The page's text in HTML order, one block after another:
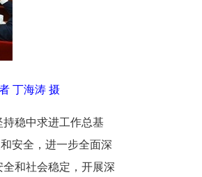
丁海涛 摄
稳中求进工作总基
安全，进一步全面深
和社会稳定，开展深